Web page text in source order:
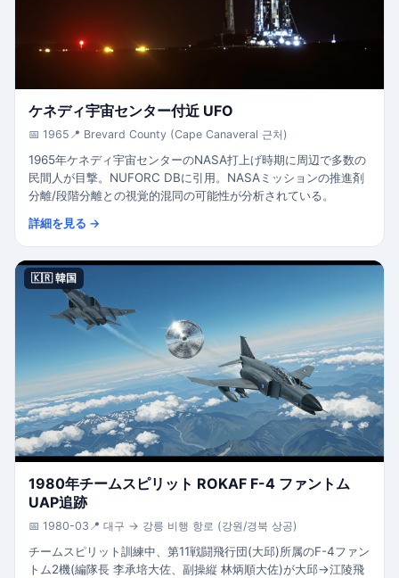
ケネディ宇宙センター付近 UFO
📅 1965 📍 Brevard County (Cape Canaveral 근처)
1965年ケネディ宇宙センターのNASA打上げ時期に周辺で多数の
民間人が目撃。NUFORC DBに引用。NASAミッションの推進剤
分離/段階分離との視覚的混同の可能性が分析されている。
詳細を見る →
🇰🇷 韓国
1980年チームスピリット ROKAF F-4 ファントム
UAP追跡
📅 1980-03 📍 대구 → 강릉 비행 항로 (강원/경북 상공)
チームスピリット訓練中、第11戦闘飛行団(大邱)所属のF-4ファン
トム2機(編隊長 李承培大佐、副操縦 林炳順大佐)が大邱→江陵飛